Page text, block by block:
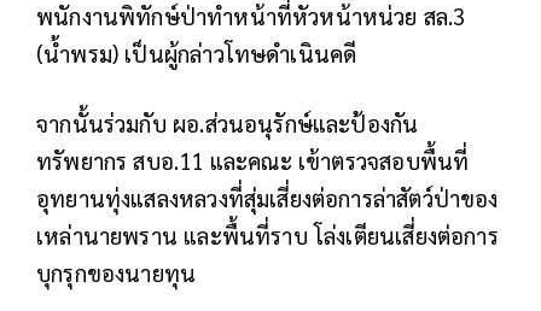
พนักงานพิทักษ์ป่าทำหน้าที่หัวหน้าหน่วย สล.3
(น้ำพรม) เป็นผู้กล่าวโทษดำเนินคดี
จากนั้นร่วมกับ ผอ.ส่วนอนุรักษ์และป้องกัน
ทรัพยากร สบอ.11 และคณะ เข้าตรวจสอบพื้นที่
อุทยานทุ่งแสลงหลวงที่สุ่มเสี่ยงต่อการล่าสัตว์ป่าของ
เหล่านายพราน และพื้นที่ราบ โล่งเตียนเสี่ยงต่อการ
บุกรุกของนายทุน